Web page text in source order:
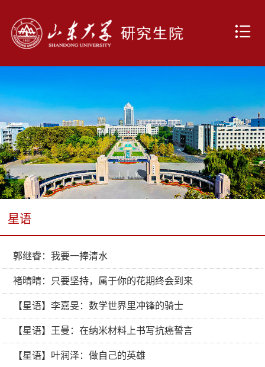
星语
郭继睿：我要一捧清水
褚晴晴：只要坚持，属于你的花期终会到来
【星语】李嘉旻：数学世界里冲锋的骑士
【星语】王曼：在纳米材料上书写抗癌誓言
【星语】叶润泽：做自己的英雄